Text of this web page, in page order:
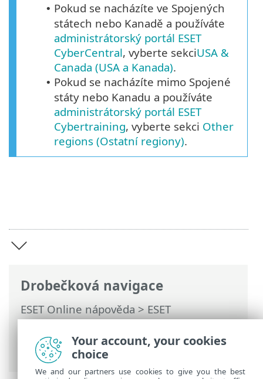
Drobečková navigace
ESET Online nápověda>ESET
Cybersecurity Awareness Training>
Úvod k ESET Cybersecurity Awareness
Training
• Pokud se nacházíte ve Spojených
státech nebo Kanadě a používáte
administrátorský portál ESET
CyberCentral, vyberte sekciUSA &
Canada (USA a Kanada).
• Pokud se nacházíte mimo Spojené
státy nebo Kanadu a používáte
administrátorský portál ESET
Cybertraining, vyberte sekci Other
regions (Ostatní regiony).
Your account, your cookies
choice
We and our partners use cookies to give you the best